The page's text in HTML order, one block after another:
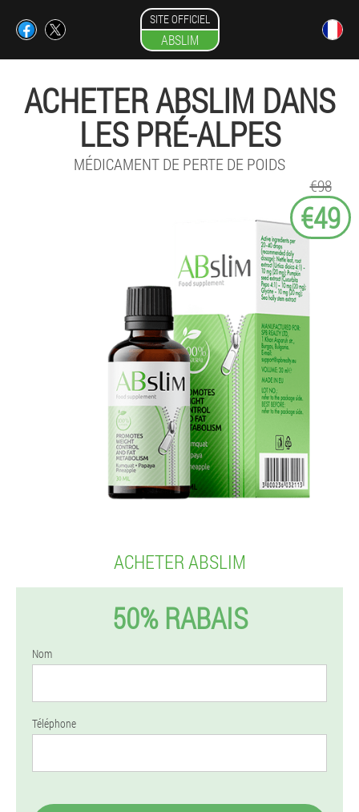
SITE OFFICIEL
ABSLIM
ACHETER ABSLIM DANS
LES PRÉ-ALPES
MÉDICAMENT DE PERTE DE POIDS
€98
€49
ACHETER ABSLIM
50% RABAIS
Nom
Téléphone